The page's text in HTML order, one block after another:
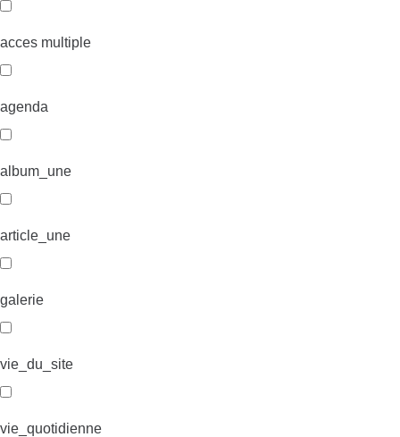
acces multiple
agenda
album_une
article_une
galerie
vie_du_site
vie_quotidienne